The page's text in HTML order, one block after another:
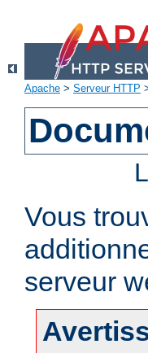
Apache > Serveur HTTP
Vous
serveur